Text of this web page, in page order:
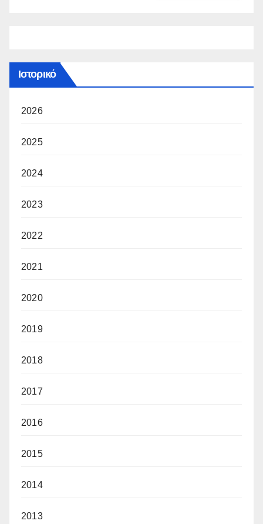
Ιστορικό
2026
2025
2024
2023
2022
2021
2020
2019
2018
2017
2016
2015
2014
2013